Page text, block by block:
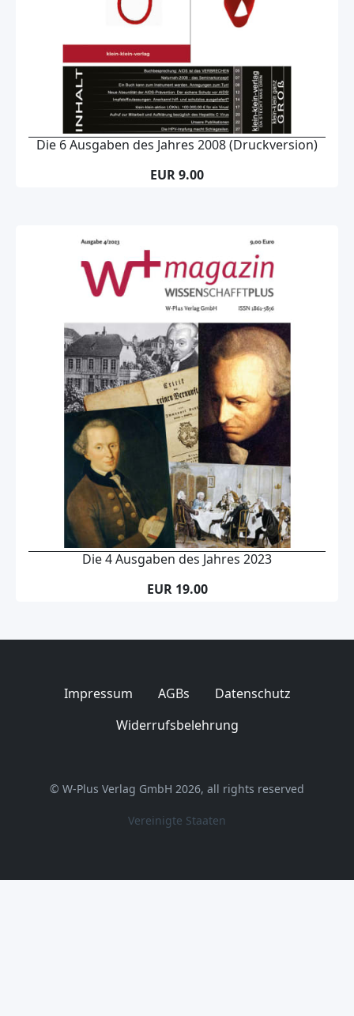
Die 6 Ausgaben des Jahres 2008 (Druckversion)
EUR 9.00
Die 4 Ausgaben des Jahres 2023
EUR 19.00
Impressum AGBs
Datenschutz
Widerrufsbelehrung
© W-Plus Verlag GmbH 2026, all rights reserved
Vereinigte Staaten